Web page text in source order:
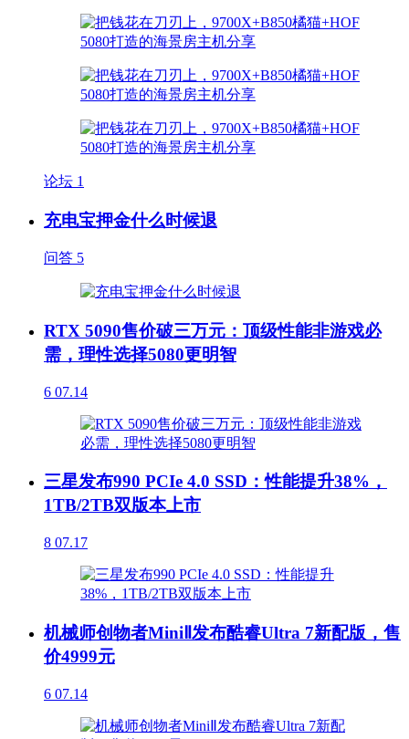
论坛 1
充电宝押金什么时候退
问答 5
RTX 5090售价破三万元：顶级性能非游戏必
需，理性选择5080更明智
6 07.14
三星发布990 PCIe 4.0 SSD：性能提升38%，
1TB/2TB双版本上市
8 07.17
机械师创物者MiniⅡ发布酷睿Ultra 7新配版，售
价4999元
6 07.14